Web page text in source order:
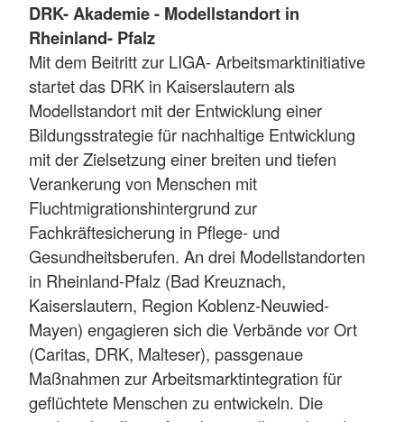
DRK- Akademie - Modellstandort in
Rheinland- Pfalz
Mit dem Beitritt zur LIGA- Arbeitsmarktinitiative
startet das DRK in Kaiserslautern als
Modellstandort mit der Entwicklung einer
Bildungsstrategie für nachhaltige Entwicklung
mit der Zielsetzung einer breiten und tiefen
Verankerung von Menschen mit
Fluchtmigrationshintergrund zur
Fachkräftesicherung in Pflege- und
Gesundheitsberufen. An drei Modellstandorten
in Rheinland-Pfalz (Bad Kreuznach,
Kaiserslautern, Region Koblenz-Neuwied-
Mayen) engagieren sich die Verbände vor Ort
(Caritas, DRK, Malteser), passgenaue
Maßnahmen zur Arbeitsmarktintegration für
geflüchtete Menschen zu entwickeln. Die